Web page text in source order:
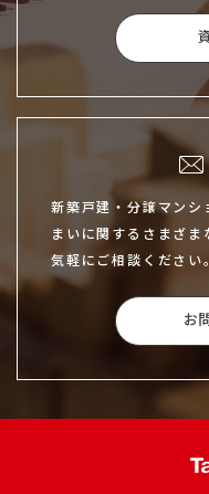
新築戸建・分譲マンシ
まいに関するさまざま
気軽にご相談ください
お